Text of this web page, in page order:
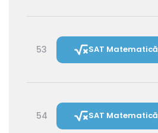
53 SAT Matematică
54 SAT Matematică